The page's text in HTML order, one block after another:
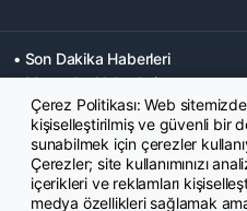
• Son Dakika Haberleri
• Memurlar Haberleri
• Ekonomi Haberleri
• Yaşam Haberleri
• Mahkeme Kararları
Haberleri
Çerez Politikası: Web
kişiselleştirilmiş ve güvenli bir
sunabilmek için çerezler
Çerezler; site kullanımınızı
içerikleri ve reklamları
medya özellikleri sağlamak